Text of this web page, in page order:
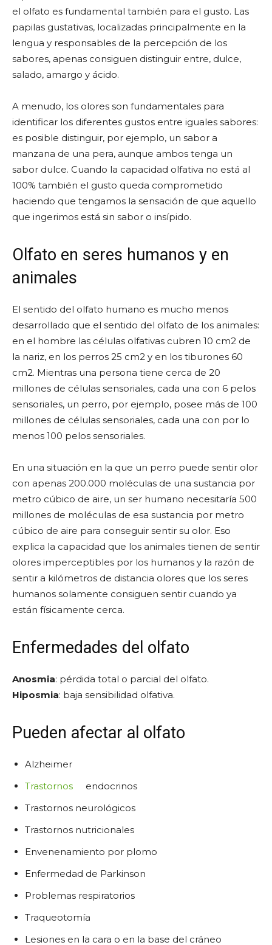
el olfato es fundamental también para el gusto. Las
papilas gustativas, localizadas principalmente en la
lengua y responsables de la percepción de los
sabores, apenas consiguen distinguir entre, dulce,
salado, amargo y ácido.
A menudo, los olores son fundamentales para
identificar los diferentes gustos entre iguales sabores:
es posible distinguir, por ejemplo, un sabor a
manzana de una pera, aunque ambos tenga un
sabor dulce. Cuando la capacidad olfativa no está al
100% también el gusto queda comprometido
haciendo que tengamos la sensación de que aquello
que ingerimos está sin sabor o insípido.
Olfato en seres humanos y en
animales
El sentido del olfato humano es mucho menos
desarrollado que el sentido del olfato de los animales:
en el hombre las células olfativas cubren 10 cm2 de
la nariz, en los perros 25 cm2 y en los tiburones 60
cm2. Mientras una persona tiene cerca de 20
millones de células sensoriales, cada una con 6 pelos
sensoriales, un perro, por ejemplo, posee más de 100
millones de células sensoriales, cada una con por lo
menos 100 pelos sensoriales.
En una situación en la que un perro puede sentir olor
con apenas 200.000 moléculas de una sustancia por
metro cúbico de aire, un ser humano necesitaría 500
millones de moléculas de esa sustancia por metro
cúbico de aire para conseguir sentir su olor. Eso
explica la capacidad que los animales tienen de sentir
olores imperceptibles por los humanos y la razón de
sentir a kilómetros de distancia olores que los seres
humanos solamente consiguen sentir cuando ya
están físicamente cerca.
Enfermedades del olfato
Anosmia: pérdida total o parcial del olfato.
Hiposmia: baja sensibilidad olfativa.
Pueden afectar al olfato
Alzheimer
Trastornos
endocrinos
Trastornos neurológicos
Trastornos nutricionales
Envenenamiento por plomo
Enfermedad de Parkinson
Problemas respiratorios
Traqueotomía
Lesiones en la cara o en la base del cráneo